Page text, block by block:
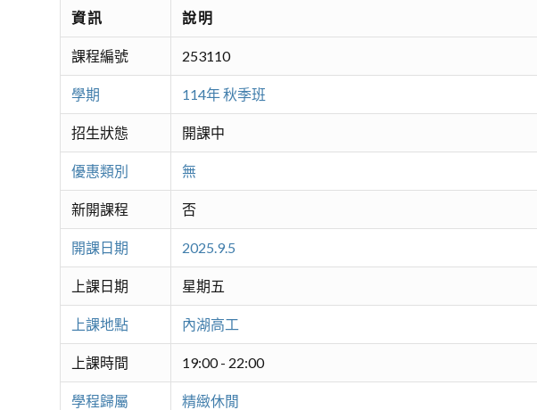
資訊 說明
課程編號 253110
學期 114年 秋季班
招生狀態 開課中
優惠類別 無
新開課程 否
開課日期 2025.9.5
上課日期 星期五
上課地點 內湖高工
上課時間 19:00 - 22:00
學程歸屬 精緻休閒